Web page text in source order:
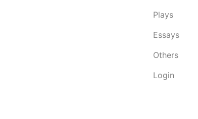
Plays
Essays
Others
Login